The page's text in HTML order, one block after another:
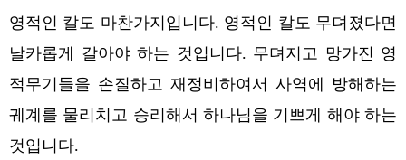
영적인 칼도 마찬가지입니다. 영적인 칼도 무뎌졌다면
날카롭게 갈아야 하는 것입니다. 무뎌지고 망가진 영
적무기들을 손질하고 재정비하여서 사역에 방해하는
궤계를 물리치고 승리해서 하나님을 기쁘게 해야 하는
것입니다.